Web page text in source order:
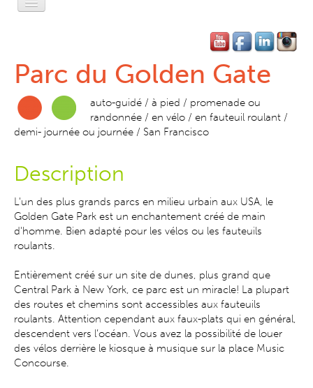
L'Esprit Privé
L'Esprit Libre
L'Esprit SF
Contact-Réservation
Parc du Golden Gate
auto-guidé / à pied / promenade ou
randonnée / en vélo / en fauteuil roulant /
demi- journée ou journée / San Francisco
Description
L'un des plus grands parcs en milieu urbain aux USA, le
Golden Gate Park est un enchantement créé de main
d'homme. Bien adapté pour les vélos ou les fauteuils
roulants.
Entièrement créé sur un site de dunes, plus grand que
Central Park à New York, ce parc est un miracle! La plupart
des routes et chemins sont accessibles aux fauteuils
roulants. Attention cependant aux faux-plats qui en général,
descendent vers l’océan. Vous avez la possibilité de louer
des vélos derrière le kiosque à musique sur la place Music
Concourse.